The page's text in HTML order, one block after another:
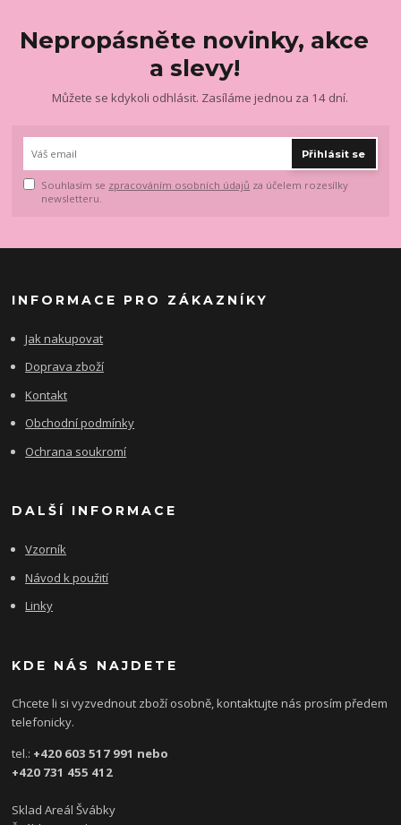
Nepropásněte novinky, akce
a slevy!
Můžete se kdykoli odhlásit. Zasíláme jednou za 14 dní.
Přihlásit se
Souhlasím se zpracováním osobních údajů za účelem rozesílky
newsletteru.
INFORMACE PRO ZÁKAZNÍKY
Jak nakupovat
Doprava zboží
Kontakt
Obchodní podmínky
Ochrana soukromí
DALŠÍ INFORMACE
Vzorník
Návod k použití
Linky
KDE NÁS NAJDETE
Chcete li si vyzvednout zboží osobně, kontaktujte nás prosím předem
telefonicky.
tel.: +420 603 517 991 nebo
+420 731 455 412
Sklad Areál Švábky